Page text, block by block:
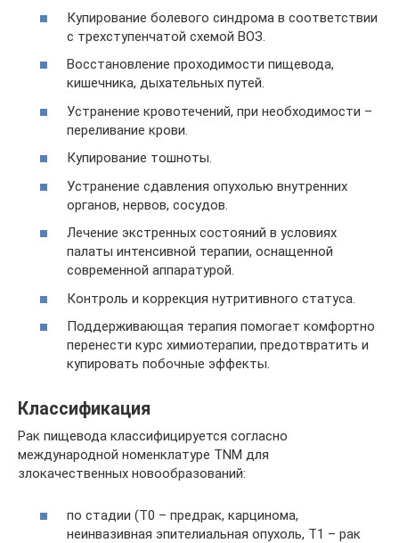
Купирование болевого синдрома в соответствии
с трехступенчатой схемой ВОЗ.
Восстановление проходимости пищевода,
кишечника, дыхательных путей.
Устранение кровотечений, при необходимости –
переливание крови.
Купирование тошноты.
Устранение сдавления опухолью внутренних
органов, нервов, сосудов.
Лечение экстренных состояний в условиях
палаты интенсивной терапии, оснащенной
современной аппаратурой.
Контроль и коррекция нутритивного статуса.
Поддерживающая терапия помогает комфортно
перенести курс химиотерапии, предотвратить и
купировать побочные эффекты.
Классификация
Рак пищевода классифицируется согласно
международной номенклатуре TNM для
злокачественных новообразований:
по стадии (Т0 – предрак, карцинома,
неинвазивная эпителиальная опухоль, Т1 – рак